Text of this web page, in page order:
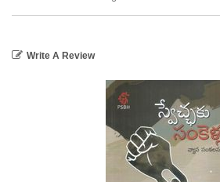
Write A Review